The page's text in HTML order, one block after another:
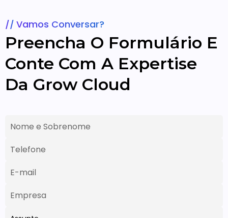
Vamos Conversar?
Preencha O Formulário E
Conte Com A Expertise
Da Grow Cloud